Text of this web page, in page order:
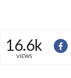
16.6k
VIEWS